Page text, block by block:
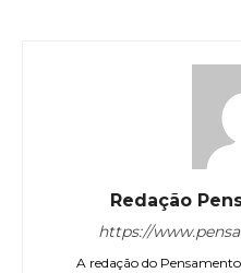
Redação
https://
A redação do